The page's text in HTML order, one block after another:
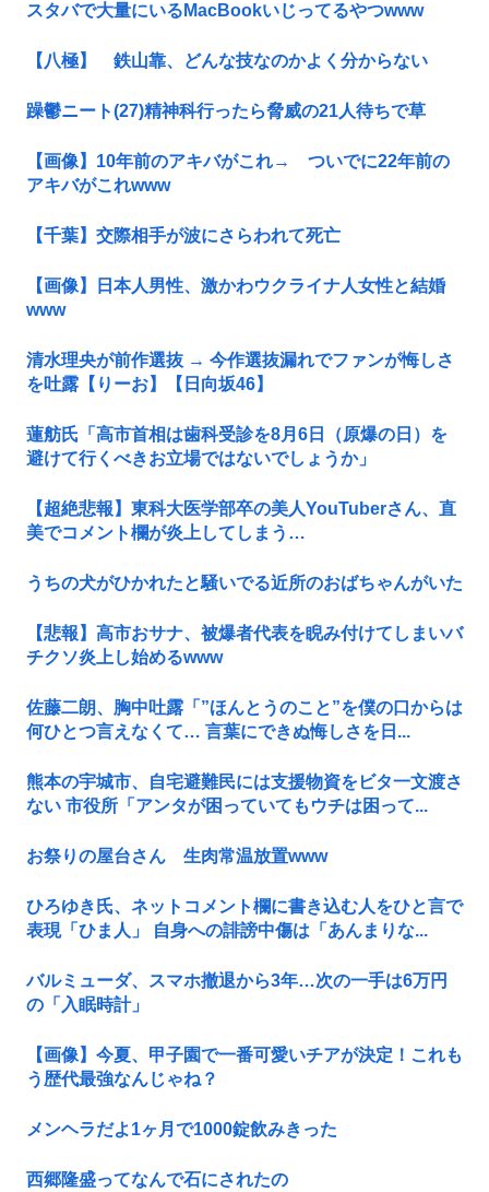
スタバで大量にいるMacBookいじってるやつwww
【八極】 鉄山靠、どんな技なのかよく分からない
躁鬱ニート(27)精神科行ったら脅威の21人待ちで草
【画像】10年前のアキバがこれ→ ついでに22年前の
アキバがこれwww
【千葉】交際相手が波にさらわれて死亡
【画像】日本人男性、激かわウクライナ人女性と結婚
www
清水理央が前作選抜 → 今作選抜漏れでファンが悔しさ
を吐露【りーお】【日向坂46】
蓮舫氏「高市首相は歯科受診を8月6日（原爆の日）を
避けて行くべきお立場ではないでしょうか」
【超絶悲報】東科大医学部卒の美人YouTuberさん、直
美でコメント欄が炎上してしまう…
うちの犬がひかれたと騒いでる近所のおばちゃんがいた
【悲報】高市おサナ、被爆者代表を睨み付けてしまいバ
チクソ炎上し始めるwww
佐藤二朗、胸中吐露「”ほんとうのこと”を僕の口からは
何ひとつ言えなくて… 言葉にできぬ悔しさを日...
熊本の宇城市、自宅避難民には支援物資をビタ一文渡さ
ない 市役所「アンタが困っていてもウチは困って...
お祭りの屋台さん 生肉常温放置www
ひろゆき氏、ネットコメント欄に書き込む人をひと言で
表現「ひま人」 自身への誹謗中傷は「あんまりな...
バルミューダ、スマホ撤退から3年…次の一手は6万円
の「入眠時計」
【画像】今夏、甲子園で一番可愛いチアが決定！これも
う歴代最強なんじゃね？
メンヘラだよ1ヶ月で1000錠飲みきった
西郷隆盛ってなんで石にされたの